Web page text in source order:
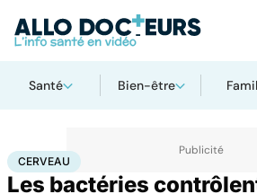
Santé Bien-être
AccueilSanté
CERVEAU
Les bactéries